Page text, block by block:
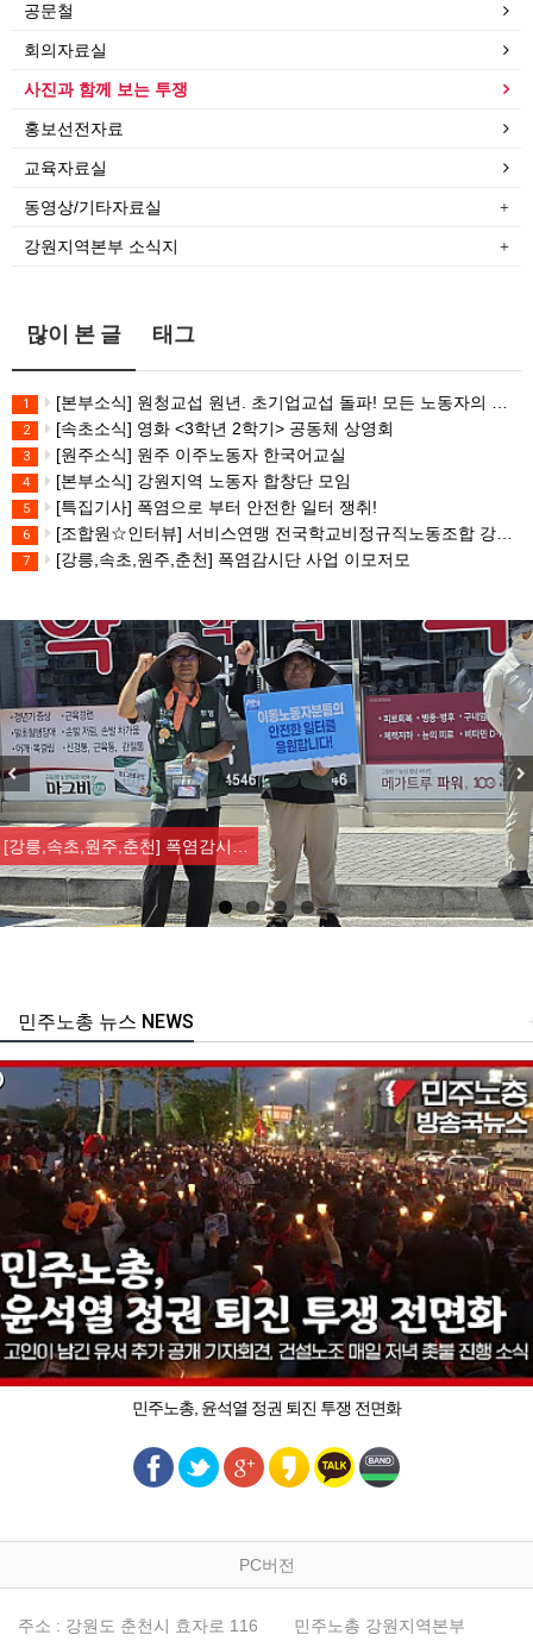
공문철
회의자료실
사진과 함께 보는 투쟁
홍보선전자료
교육자료실
동영상/기타자료실
강원지역본부 소식지
많이 본 글 태그
1 [본부소식] 원청교섭 원년. 초기업교섭 돌파! 모든 노동자의 노동기본권 쟁취! 민주노총 7.15 총파업대회
2 [속초소식] 영화 <3학년 2학기> 공동체 상영회
3 [원주소식] 원주 이주노동자 한국어교실
4 [본부소식] 강원지역 노동자 합창단 모임
5 [특집기사] 폭염으로 부터 안전한 일터 쟁취!
6 [조합원☆인터뷰] 서비스연맹 전국학교비정규직노동조합 강원지부 김유미 춘천지회장
7 [강릉,속초,원주,춘천] 폭염감시단 사업 이모저모
[강릉,속초,원주,춘천] 폭염감시…
주노총 뉴스 NEWS
민주노총, 윤석열 정권 퇴진 투쟁 전면화
PC버전
주소 : 강원도 춘천시 효자로 116 민주노총 강원지역본부